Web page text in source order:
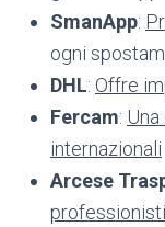
SmanApp:
ogni
DHL: Offre
Fercam:
internazionali
Arcese
professionisti